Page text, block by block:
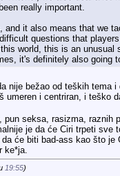
really important.
and it also means that we
questions that
world, this is an
it's definitely also going
nije bežao od teških
umeren i centriran, i teško
seksa, rasizma, raznih
je da će Ciri trpeti
će biti bad-ass kao što
ke*ja.
19:55)